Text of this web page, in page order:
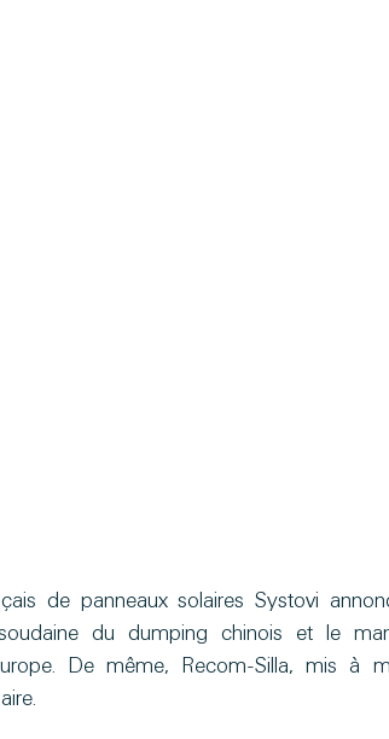
de panneaux solaires Systovi
du dumping chinois et le
De même, Recom-Silla, mis à